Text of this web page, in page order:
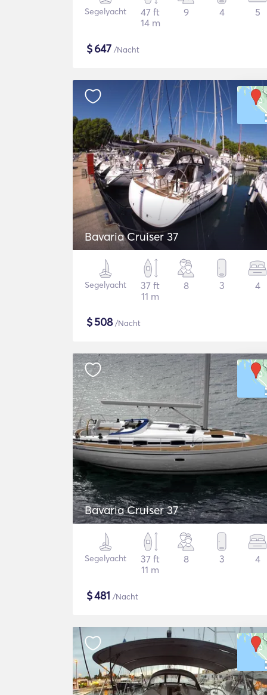
Segelyacht
47 ft
14 m
9 4 5
$647 /Nacht
Bavaria Cruiser 37
Segelyacht
37 ft
11 m
8 3 4
$508/Nacht
Bavaria Cruiser 37
Segelyacht
37 ft
11 m
8 3 4
$481 /Nacht